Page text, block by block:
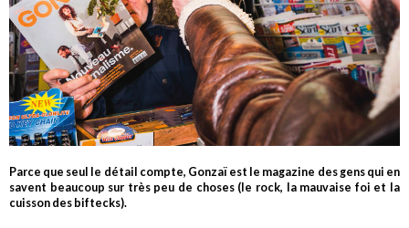
Parce que seul le détail compte, Gonzaï est le magazine des gens qui en
savent beaucoup sur très peu de choses (le rock, la mauvaise foi et la
cuisson des biftecks).